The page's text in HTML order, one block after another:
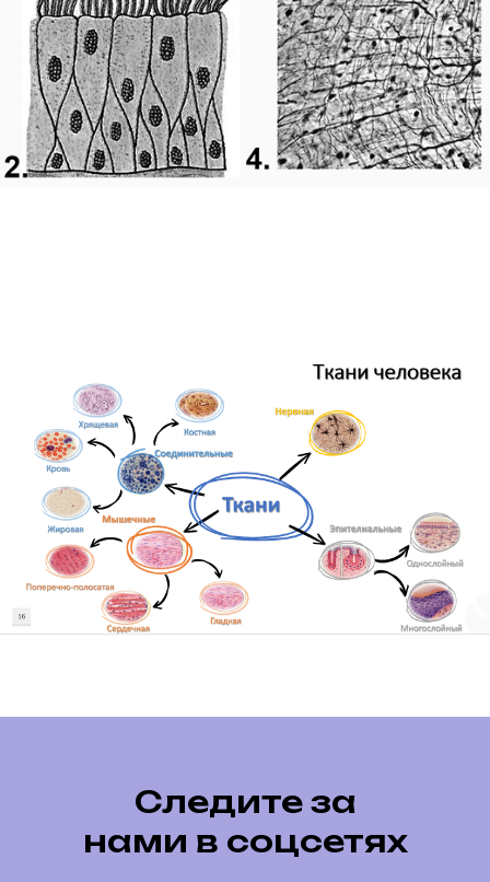
Следите за
нами в соцсетях